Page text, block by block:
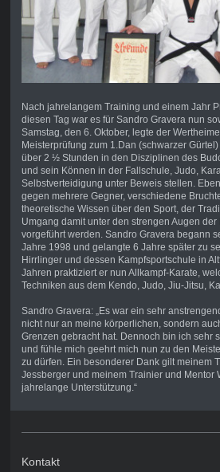
Nach jahrelangem Training und einem Jahr
diesen Tag war es für Sandro Gravera nun
Samstag, den 6. Oktober, legte der
Meisterprüfung zum 1.Dan (schwarzer
über 2 ½ Stunden in den Disziplinen des
und sein Können in der Fallschule, Judo,
Selbstverteidigung unter Beweis stellen.
gegen mehrere Gegner, verschiedene
theoretische Wissen über den Sport, der
Umgang damit unter den strengen Augen
vorgeführt werden. Sandro Gravera begann
Jahre 1998 und gelangte 6 Jahre später zu
Hirrlinger und dessen Kampfsportschule in
Jahren praktiziert er nun Allkampf-Karate,
Techniken aus dem Kendo, Judo, Jiu-Jitsu,
Sandro Gravera: „Es war ein sehr
nicht nur an meine körperlichen, sondern
Grenzen gebracht hat. Dennoch bin ich sehr
und fühle mich geehrt mich nun zu den
zu dürfen. Ein besonderer Dank gilt meinem
Jessberger und meinem Trainier und Mentor
jahrelange Unterstützung.“
Kontakt